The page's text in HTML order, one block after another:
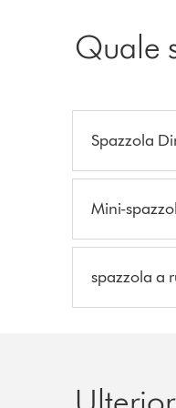
Quale
Spazzola
Mini-
spazzola a